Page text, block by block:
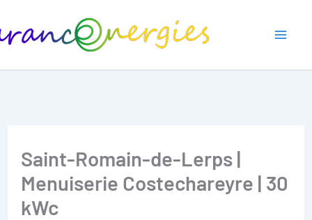
au
Saint-Romain-de-Lerps |
Menuiserie Costechareyre | 30
kWc